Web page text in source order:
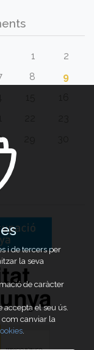
1
2
8
9
i de tercers per
la seva
de caràcter
el seu ús.
com canviar la
.